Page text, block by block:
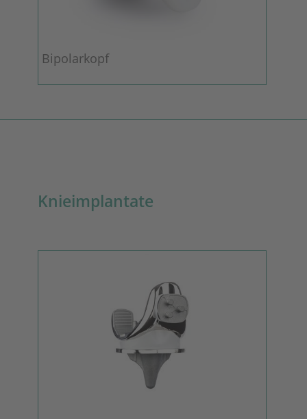
Bipolarkopf
Knieimplantate